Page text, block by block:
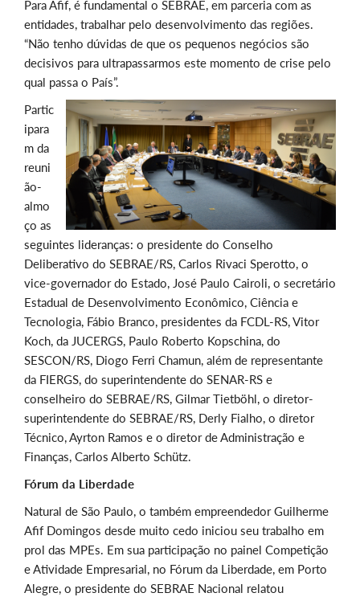
Para Afif, é fundamental o SEBRAE, em parceria com as
entidades, trabalhar pelo desenvolvimento das regiões.
“Não tenho dúvidas de que os pequenos negócios são
decisivos para ultrapassarmos este momento de crise pelo
qual passa o País”.
Partic
ipara
m da
reuni
ão-
almo
ço as
seguintes lideranças: o presidente do Conselho
Deliberativo do SEBRAE/RS, Carlos Rivaci Sperotto, o
vice-governador do Estado, José Paulo Cairoli, o secretário
Estadual de Desenvolvimento Econômico, Ciência e
Tecnologia, Fábio Branco, presidentes da FCDL-RS, Vitor
Koch, da JUCERGS, Paulo Roberto Kopschina, do
SESCON/RS, Diogo Ferri Chamun, além de representante
da FIERGS, do superintendente do SENAR-RS e
conselheiro do SEBRAE/RS, Gilmar Tietböhl, o diretor-
superintendente do SEBRAE/RS, Derly Fialho, o diretor
Técnico, Ayrton Ramos e o diretor de Administração e
Finanças, Carlos Alberto Schütz.
Fórum da Liberdade
Natural de São Paulo, o também empreendedor Guilherme
Afif Domingos desde muito cedo iniciou seu trabalho em
prol das MPEs. Em sua participação no painel Competição
e Atividade Empresarial, no Fórum da Liberdade, em Porto
Alegre, o presidente do SEBRAE Nacional relatou